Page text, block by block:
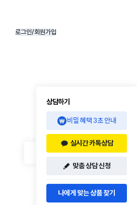
로그인/회원가입
상담하기
비밀 혜택 3초 안내
실시간 카톡상담
맞춤 상담 신청
나에게 맞는 상품 찾기